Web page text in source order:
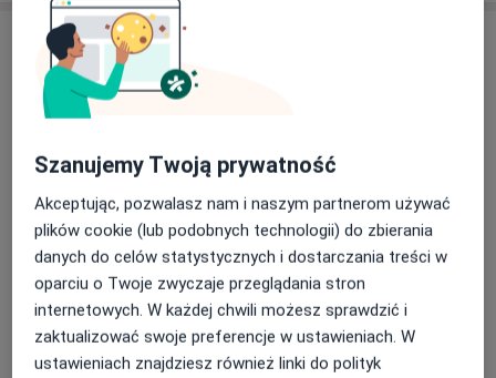
Bezpieczne płatności
dr n. med. Andrzej Brenk
Ginekolog ·Więcej
164 opinie
11 Listopada 18b/1, Będzin• Mapa
Top Clinic
Szanujemy Twoją prywatność
Akceptując, pozwalasz nam i naszym partnerom używać
plików cookie (lub podobnych technologii) do zbierania
danych do celów statystycznych i dostarczania treści w
oparciu o Twoje zwyczaje przeglądania stron
internetowych. W każdej chwili możesz sprawdzić i
zaktualizować swoje preferencje w ustawieniach. W
ustawieniach znajdziesz również linki do polityk